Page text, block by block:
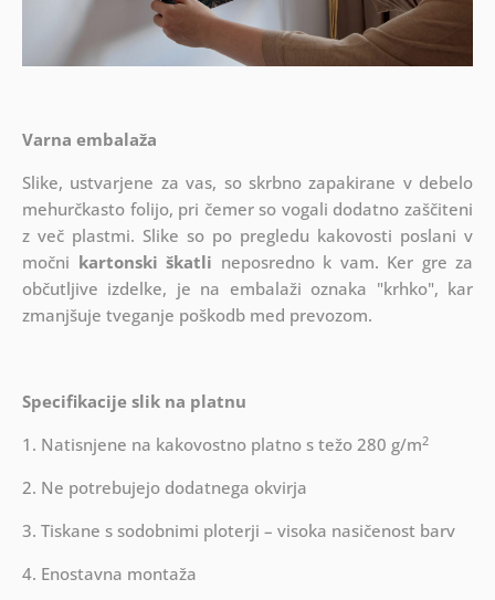
Varna embalaža
Slike, ustvarjene za vas, so skrbno zapakirane v debelo
mehurčkasto folijo, pri čemer so vogali dodatno zaščiteni
z več plastmi. Slike so po pregledu kakovosti poslani v
močni kartonski škatli neposredno k vam. Ker gre za
občutljive izdelke, je na embalaži oznaka "krhko", kar
zmanjšuje tveganje poškodb med prevozom.
Specifikacije slik na platnu
1. Natisnjene na kakovostno platno s težo 280 g/m2
2. Ne potrebujejo dodatnega okvirja
3. Tiskane s sodobnimi ploterji – visoka nasičenost barv
4. Enostavna montaža